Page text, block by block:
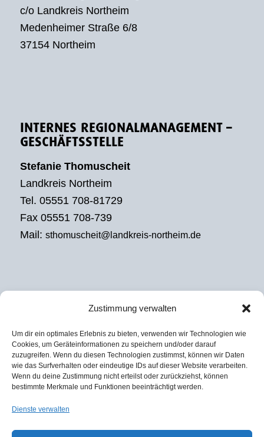
Zustimmung verwalten
Um dir ein optimales Erlebnis zu bieten, verwenden wir Technologien wie
Cookies, um Geräteinformationen zu speichern und/oder darauf
zuzugreifen. Wenn du diesen Technologien zustimmst, können wir Daten
wie das Surfverhalten oder eindeutige IDs auf dieser Website verarbeiten.
Wenn du deine Zustimmung nicht erteilst oder zurückziehst, können
bestimmte Merkmale und Funktionen beeinträchtigt werden.
Dienste verwalten
c/o Landkreis Northeim
Medenheimer Straße 6/8
37154 Northeim
INTERNES REGIONALMANAGEMENT –
GESCHÄFTSSTELLE
Stefanie Thomuscheit
Landkreis Northeim
Tel. 05551 708-81729
Fax 05551 708-739
Mail: sthomuscheit@landkreis-northeim.de
EXTERNES REGIONALMANAGEMENT
Julian David
KoRiS – Kommunikative Stadt- und
Regionalentwicklung
Fax 0511 590974-60
Mail:david@koris-hannover.de